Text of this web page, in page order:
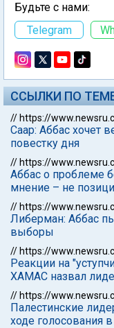
Будьте с нами:
Telegram
ССЫЛКИ ПО
// https://
Саар: Аббас хочет
повестку дня
// https://
Аббас о проблеме
мнение – не
// https://
Либерман: Аббас
выборы
// https://
Реакции на
ХАМАС назвал
// https://
Палестинские
ходе голосования